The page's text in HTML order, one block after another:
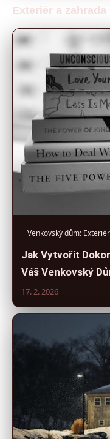
Exteriér a zahrada
Venkovský dům:
Jak Vytvořit
Váš Venkovský
17. 2. 2026